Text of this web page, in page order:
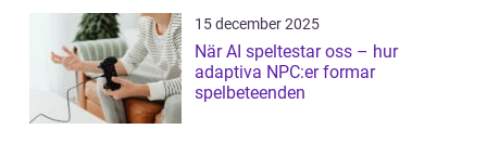
15 december 2025
När AI speltestar oss – hur
adaptiva NPC:er formar
spelbeteenden